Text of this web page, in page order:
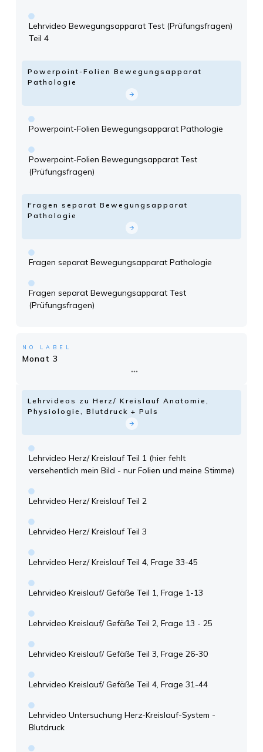
Lehrvideo Bewegungsapparat Test (Prüfungsfragen)
Teil 4
Powerpoint-Folien Bewegungsapparat
Pathologie
Powerpoint-Folien Bewegungsapparat Pathologie
Powerpoint-Folien Bewegungsapparat Test
(Prüfungsfragen)
Fragen separat Bewegungsapparat
Pathologie
Fragen separat Bewegungsapparat Pathologie
Fragen separat Bewegungsapparat Test
(Prüfungsfragen)
NO LABEL
Monat 3
Lehrvideos zu Herz/ Kreislauf Anatomie,
Physiologie, Blutdruck + Puls
Lehrvideo Herz/ Kreislauf Teil 1 (hier fehlt
versehentlich mein Bild - nur Folien und meine Stimme)
Lehrvideo Herz/ Kreislauf Teil 2
Lehrvideo Herz/ Kreislauf Teil 3
Lehrvideo Herz/ Kreislauf Teil 4, Frage 33-45
Lehrvideo Kreislauf/ Gefäße Teil 1, Frage 1-13
Lehrvideo Kreislauf/ Gefäße Teil 2, Frage 13 - 25
Lehrvideo Kreislauf/ Gefäße Teil 3, Frage 26-30
Lehrvideo Kreislauf/ Gefäße Teil 4, Frage 31-44
Lehrvideo Untersuchung Herz-Kreislauf-System -
Blutdruck